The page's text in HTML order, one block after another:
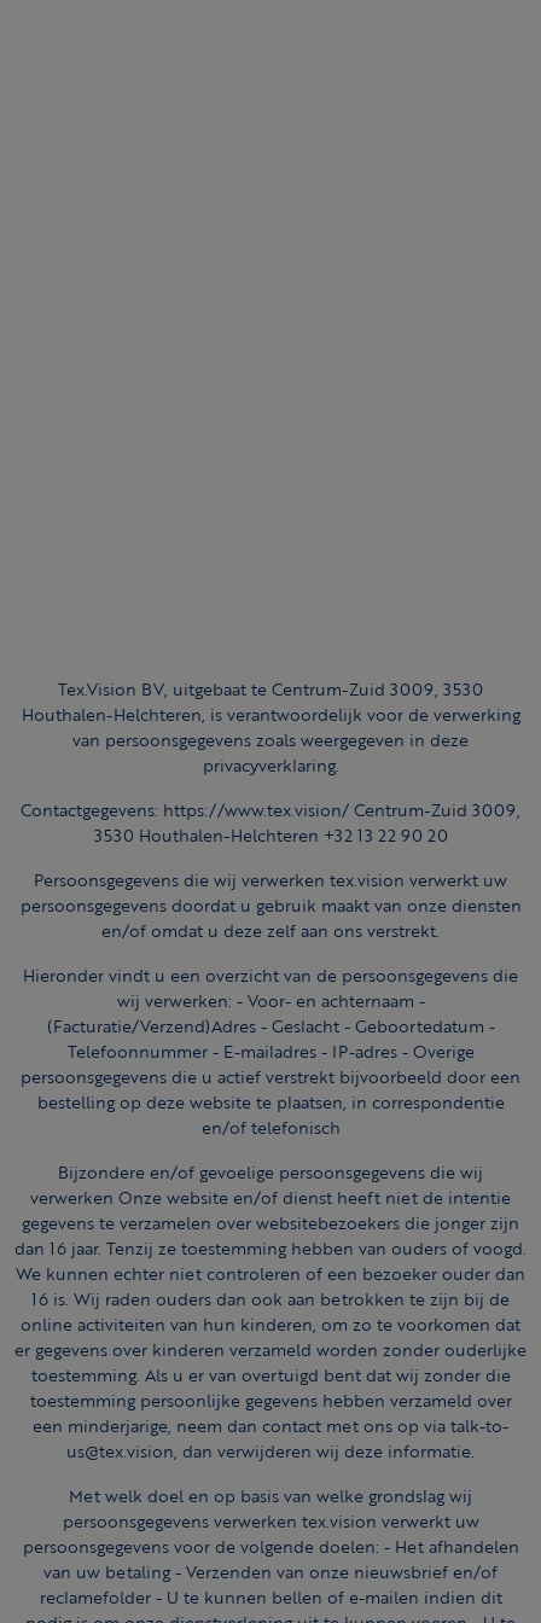
Tex.Vision BV, uitgebaat te Centrum-Zuid 3009, 3530
Houthalen-Helchteren, is verantwoordelijk voor de verwerking
van persoonsgegevens zoals weergegeven in deze
privacyverklaring.
Contactgegevens: https://www.tex.vision/ Centrum-Zuid 3009,
3530 Houthalen-Helchteren +32 13 22 90 20
Persoonsgegevens die wij verwerken tex.vision verwerkt uw
persoonsgegevens doordat u gebruik maakt van onze diensten
en/of omdat u deze zelf aan ons verstrekt.
Hieronder vindt u een overzicht van de persoonsgegevens die
wij verwerken: - Voor- en achternaam -
(Facturatie/Verzend)Adres - Geslacht - Geboortedatum -
Telefoonnummer - E-mailadres - IP-adres - Overige
persoonsgegevens die u actief verstrekt bijvoorbeeld door een
bestelling op deze website te plaatsen, in correspondentie
en/of telefonisch
Bijzondere en/of gevoelige persoonsgegevens die wij
verwerken Onze website en/of dienst heeft niet de intentie
gegevens te verzamelen over websitebezoekers die jonger zijn
dan 16 jaar. Tenzij ze toestemming hebben van ouders of voogd.
We kunnen echter niet controleren of een bezoeker ouder dan
16 is. Wij raden ouders dan ook aan betrokken te zijn bij de
online activiteiten van hun kinderen, om zo te voorkomen dat
er gegevens over kinderen verzameld worden zonder ouderlijke
toestemming. Als u er van overtuigd bent dat wij zonder die
toestemming persoonlijke gegevens hebben verzameld over
een minderjarige, neem dan contact met ons op via talk-to-
us@tex.vision, dan verwijderen wij deze informatie.
Met welk doel en op basis van welke grondslag wij
persoonsgegevens verwerken tex.vision verwerkt uw
persoonsgegevens voor de volgende doelen: - Het afhandelen
van uw betaling - Verzenden van onze nieuwsbrief en/of
reclamefolder - U te kunnen bellen of e-mailen indien dit